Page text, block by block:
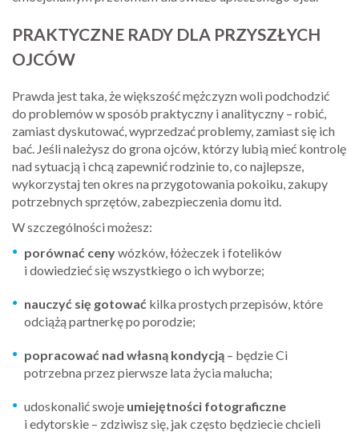
PRAKTYCZNE RADY DLA PRZYSZŁYCH
OJCÓW
Prawda jest taka, że większość mężczyzn woli podchodzić
do problemów w sposób praktyczny i analityczny – robić,
zamiast dyskutować, wyprzedzać problemy, zamiast się ich
bać. Jeśli należysz do grona ojców, którzy lubią mieć kontrolę
nad sytuacją i chcą zapewnić rodzinie to, co najlepsze,
wykorzystaj ten okres na przygotowania pokoiku, zakupy
potrzebnych sprzętów, zabezpieczenia domu itd.
W szczególności możesz:
porównać cenywózków, łóżeczek i fotelików
i dowiedzieć się wszystkiego o ich wyborze;
nauczyć się gotować kilka prostych przepisów, które
odciążą partnerkę po porodzie;
popracować nad własną kondycją – będzie Ci
potrzebna przez pierwsze lata życia malucha;
udoskonalić swoje umiejętności fotograficzne
i edytorskie – zdziwisz się, jak często będziecie chcieli